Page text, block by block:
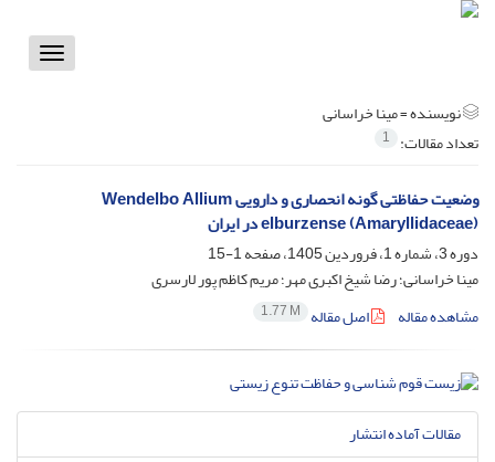
Toggle
نویسنده =مینا خراسانی
تعداد مقالات: 1
وضعیت حفاظتی گونه انحصاری و دارویی Wendelbo Allium
elburzense (Amaryllidaceae) در ایران
دوره 3، شماره 1، فروردین 1405، صفحه
1-15
مینا خراسانی؛ رضا شیخ اکبری مهر؛ مریم کاظم پور لارسری
مشاهده مقاله
اصل مقاله 1.77 M
مقالات آماده انتشار